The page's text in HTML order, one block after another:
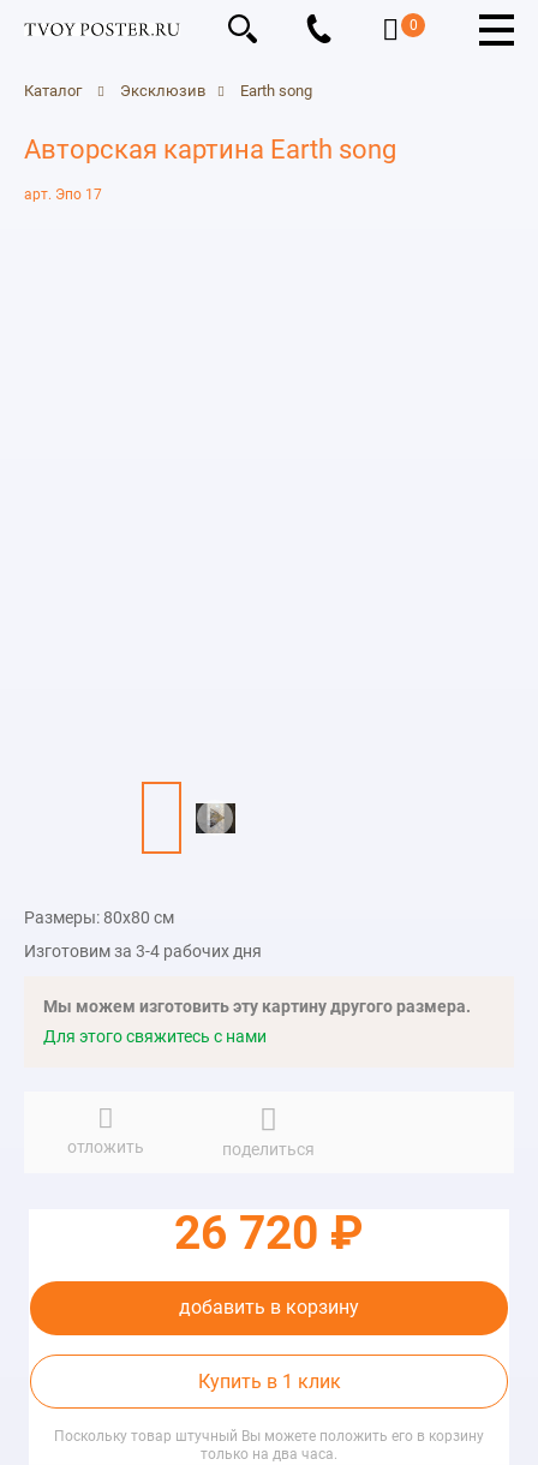
0
Каталог Эксклюзив Earth song
Авторская картина Earth song
арт. Эпо 17
Размеры: 80х80 см
Изготовим за 3-4 рабочих дня
Мы можем изготовить эту картину другого размера.
Для этого свяжитесь с нами
отложить поделиться
26 720
добавить в корзину
Купить в 1 клик
Поскольку товар штучный Вы можете положить его в корзину
только на два часа.